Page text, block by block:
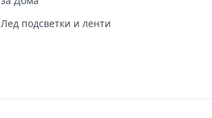
Лед подсветки и ленти